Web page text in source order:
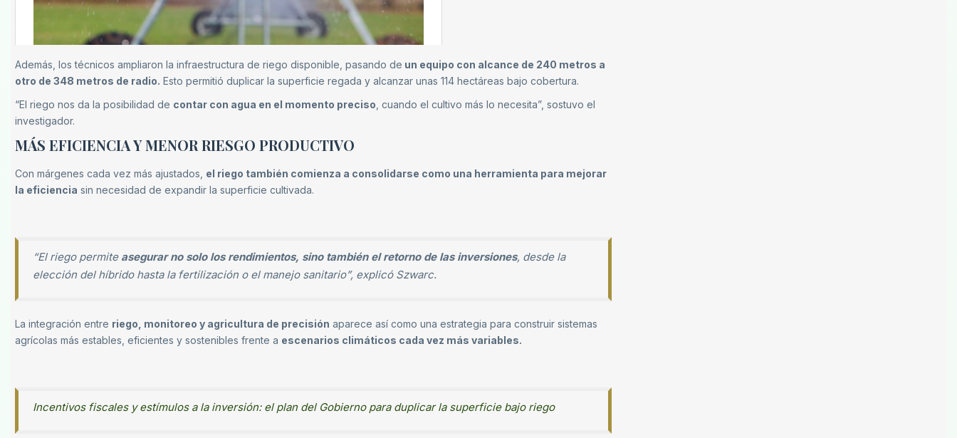
Además, los técnicos ampliaron la infraestructura de riego disponible, pasando de un equipo con alcance de 240 metros a
otro de 348 metros de radio. Esto permitió duplicar la superficie regada y alcanzar unas 114 hectáreas bajo cobertura.
“El riego nos da la posibilidad de contar con agua en el momento preciso , cuando el cultivo más lo necesita”, sostuvo el
investigador.
MÁS EFICIENCIA Y MENOR RIESGO PRODUCTIVO
Con márgenes cada vez más ajustados, el riego también comienza a consolidarse como una herramienta para mejorar
la eficiencia sin necesidad de expandir la superficie cultivada.
“El riego permite asegurar no solo los rendimientos, sino también el retorno de las inversiones, desde la
elección del híbrido hasta la fertilización o el manejo sanitario”, explicó Szwarc.
La integración entre riego, monitoreo y agricultura de precisión aparece así como una estrategia para construir sistemas
agrícolas más estables, eficientes y sostenibles frente a escenarios climáticos cada vez más variables.
Incentivos fiscales y estímulos a la inversión: el plan del Gobierno para duplicar la superficie bajo riego